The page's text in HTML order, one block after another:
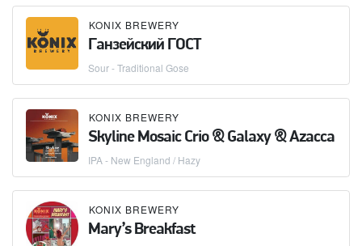
KONIX BREWERY
Ганзейский ГОСТ
Sour - Traditional Gose
KONIX BREWERY
Skyline Mosaic Crio & Galaxy & Azacca
IPA - New England / Hazy
KONIX BREWERY
Mary’s Breakfast